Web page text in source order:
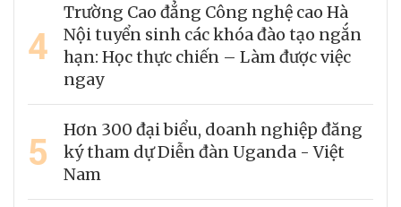
4
Trường Cao đẳng Công nghệ cao Hà
Nội tuyển sinh các khóa đào tạo ngắn
hạn: Học thực chiến – Làm được việc
ngay
5
Hơn 300 đại biểu, doanh nghiệp đăng
ký tham dự Diễn đàn Uganda - Việt
Nam